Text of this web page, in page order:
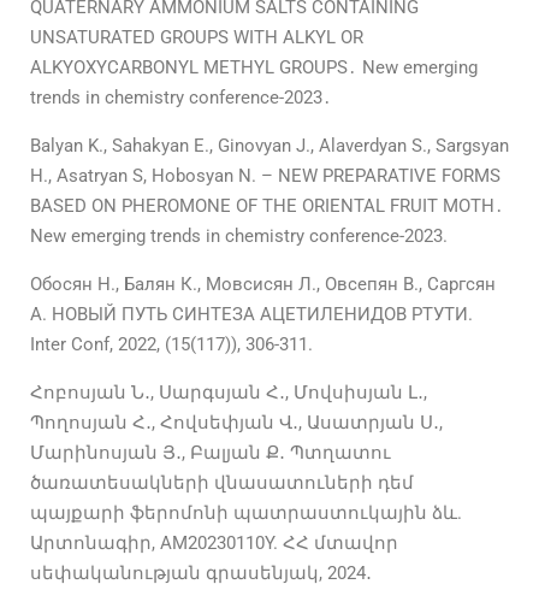
QUATERNARY AMMONIUM SALTS CONTAINING
UNSATURATED GROUPS WITH ALKYL OR
ALKYOXYCARBONYL METHYL GROUPS․ New emerging
trends in chemistry conference-2023․
Balyan K., Sahakyan E., Ginovyan J., Alaverdyan S., Sargsyan
H., Asatryan S, Hobosyan N. – NEW PREPARATIVE FORMS
BASED ON PHEROMONE OF THE ORIENTAL FRUIT MOTH․
New emerging trends in chemistry conference-2023.
Обосян Н., Балян К., Мовсисян Л., Овсепян В., Саргсян
A. НОВЫЙ ПУТЬ СИНТЕЗА АЦЕТИЛЕНИДОВ РТУТИ.
Inter Conf, 2022, (15(117)), 306-311.
Հոբոսյան Ն․, Սարգսյան Հ․, Մովսիսյան Լ․,
Պողոսյան Հ․, Հովսեփյան Վ․, Ասատրյան Ս․,
Մարինոսյան Յ․, Բալյան Ք․ Պտղատու
ծառատեսակների վնասատուների դեմ
պայքարի ֆերոմոնի պատրաստուկային ձև.
Արտոնագիր, AM20230110Y. ՀՀ մտավոր
սեփականության գրասենյակ, 2024․